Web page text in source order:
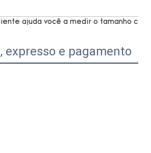
ajuda você a medir o tamanho
expresso e pagamento